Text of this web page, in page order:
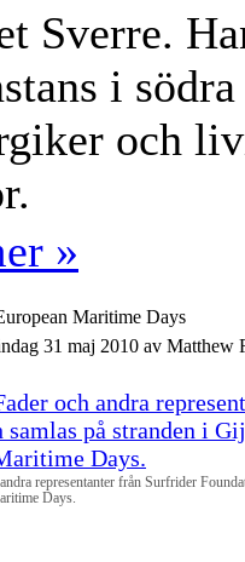
Sverre.
i
och
»
Maritime Days
31 maj 2010 av Matthew
representanter från Surfrider
Days.